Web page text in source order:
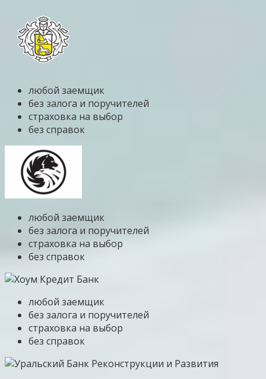
любой заемщик
без залога и поручителей
страховка на выбор
без справок
любой заемщик
без залога и поручителей
страховка на выбор
без справок
любой заемщик
без залога и поручителей
страховка на выбор
без справок